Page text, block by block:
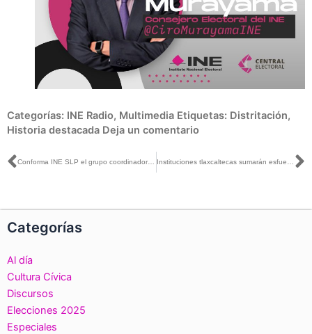
Categorías: INE Radio, Multimedia Etiquetas: Distritación,
Historia destacada Deja un comentario
Ant
Categorías
Al día
Cultura Cívica
Discursos
Elecciones 2025
Especiales